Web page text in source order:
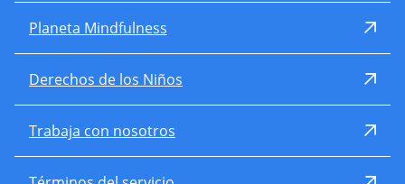
Planeta Mindfulness
Derechos de los Niños
Trabaja con nosotros